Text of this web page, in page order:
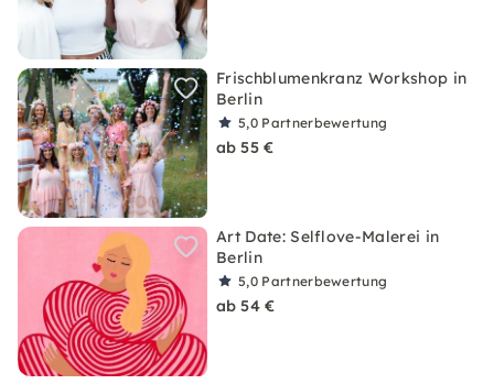
Frischblumenkranz Workshop in
Berlin
5,0 Partnerbewertung
ab 55 €
Art Date: Selflove-Malerei in
Berlin
5,0 Partnerbewertung
ab 54 €